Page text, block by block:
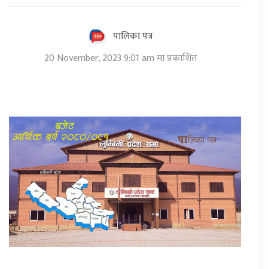
पालिका पत्र
20 November, 2023 9:01 am मा प्रकाशित